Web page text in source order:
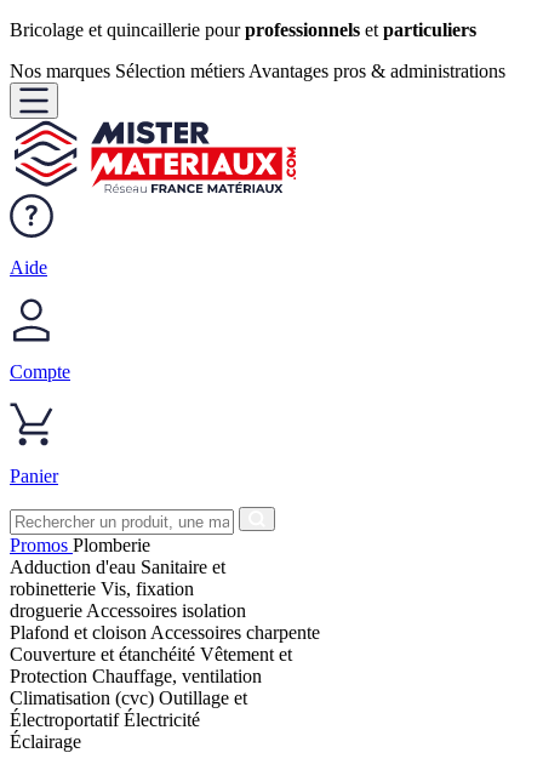
Bricolage et quincaillerie pourprofessionnels et particuliers
Nos marques Sélection métiers Avantages pros & administrations
Aide
Compte
Panier
Promos Plomberie
Adduction d'eau Sanitaire et
robinetterie Vis, fixation
droguerie Accessoires isolation
Plafond et cloison Accessoires charpente
Couverture et étanchéité Vêtement et
Protection Chauffage, ventilation
Climatisation (cvc) Outillage et
ÉlectroportatifÉlectricité
Éclairage